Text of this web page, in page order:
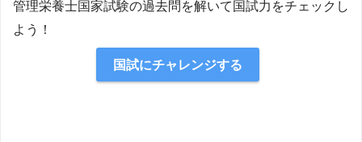
管理栄養士国家試験の過去問を解いて国試力をチェックし
よう！
国試にチャレンジする